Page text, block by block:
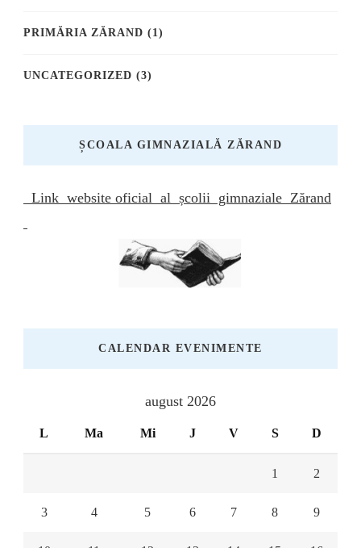
PRIMĂRIA ZĂRAND (1)
UNCATEGORIZED (3)
ȘCOALA GIMNAZIALĂ ZĂRAND
Link website oficial al școlii gimnaziale Zărand
CALENDAR EVENIMENTE
august 2026
L Ma Mi J V S D
1 2
3 4 5 6 7 8 9